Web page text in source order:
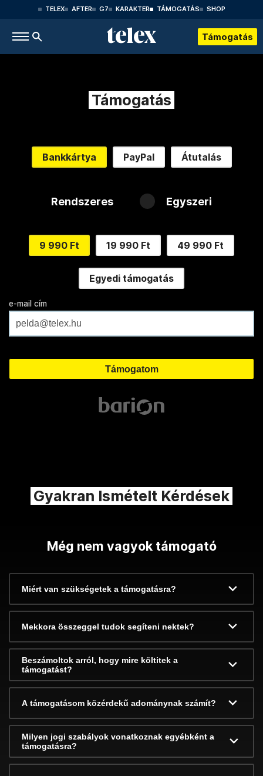
TELEX AFTER G7 KARAKTER TÁMOGATÁS SHOP
Támogatás
Támogatás
Bankkártya PayPal Átutalás
Rendszeres Egyszeri
9 990 Ft 19 990 Ft 49 990 Ft
Egyedi támogatás
e-mail cím
Gyakran Ismételt Kérdések
Még nem vagyok támogató
Miért van szükségetek a támogatásra?
Mekkora összeggel tudok segíteni nektek?
Beszámoltok arról, hogy mire költitek a
támogatást?
A támogatásom közérdekű adománynak számít?
Milyen jogi szabályok vonatkoznak egyébként a
támogatásra?